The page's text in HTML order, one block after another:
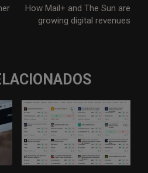
How Mail+ and The Sun are
growing digital revenues